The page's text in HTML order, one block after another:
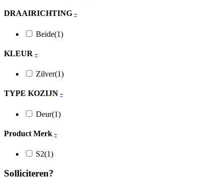
DRAAIRICHTING -
Beide(1)
KLEUR -
Zilver(1)
TYPE KOZIJN -
Deur(1)
Product Merk -
S2(1)
Solliciteren?